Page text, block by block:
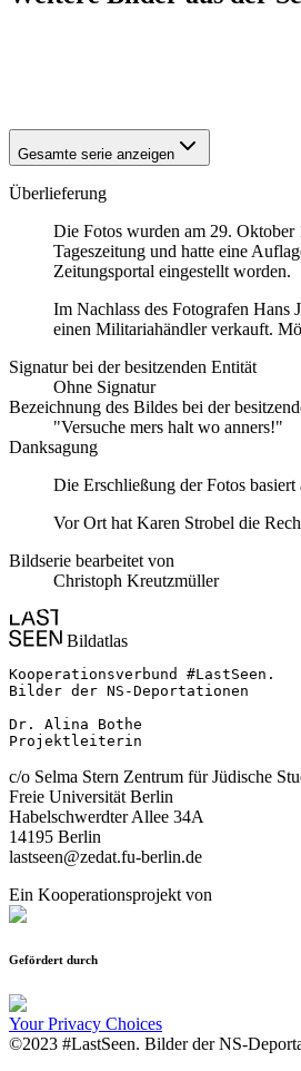
Gesamte serie anzeigen
Überlieferung
Die Fotos wurden am 29. Oktober
Tageszeitung und hatte eine
Zeitungsportal eingestellt worden.
Im Nachlass des Fotografen Hans
einen Militariahändler verkauft.
Signatur bei der besitzenden Entität
Ohne Signatur
Bezeichnung des Bildes bei der
"Versuche mers halt wo anners!"
Danksagung
Die Erschließung der Fotos
Vor Ort hat Karen Strobel die
Bildserie bearbeitet von
Christoph Kreutzmüller
Bildatlas
Kooperationsverbund #LastSeen.
Bilder der NS-Deportationen
Dr. Alina Bothe
Projektleiterin
c/o Selma Stern Zentrum für Jüdische
Freie Universität Berlin
Habelschwerdter Allee 34A
14195 Berlin
lastseen@zedat.fu-berlin.de
Ein Kooperationsprojekt von
Gefördert durch
Your Privacy Choices
©2023 #LastSeen. Bilder der NS-